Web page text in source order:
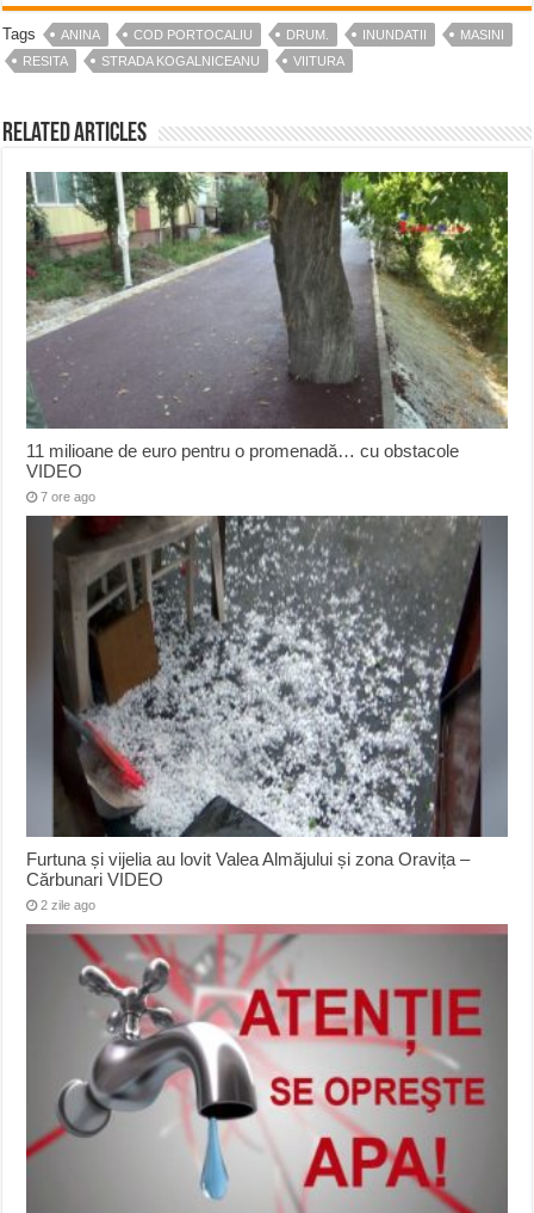
Tags ANINA COD PORTOCALIU DRUM. INUNDATII
MASINI
RESITA
STRADA KOGALNICEANU VIITURA
Related Articles
11 milioane de euro pentru o promenadă… cu obstacole
VIDEO
7 ore ago
Furtuna și vijelia au lovit Valea Almăjului și zona Oravița –
Cărbunari VIDEO
2 zile ago